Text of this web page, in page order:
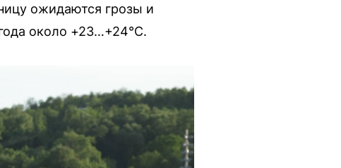
ожидаются грозы и
около +23…+24°C.